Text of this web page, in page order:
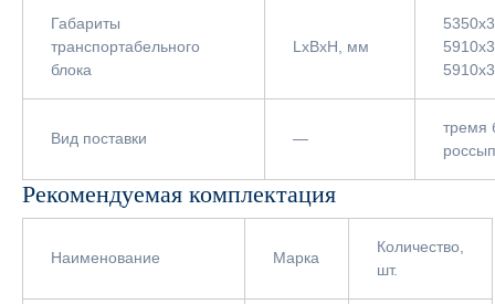
Габариты
транспортабельного
блока
LxBxH, мм
Вид поставки —
тремя
Рекомендуемая комплектация
Наименование Марка
Количество,
шт.